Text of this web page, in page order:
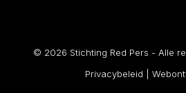
© 2026 Stichting Red Pers - Alle
Privacybeleid